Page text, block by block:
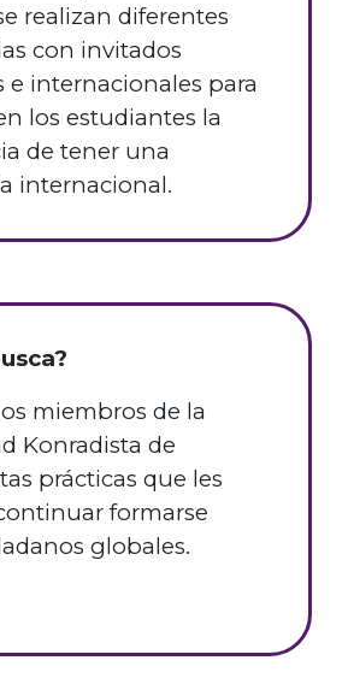
realizan diferentes
con invitados
e internacionales para
los estudiantes la
de tener una
internacional.
miembros de la
Konradista de
prácticas que les
formarse
globales.